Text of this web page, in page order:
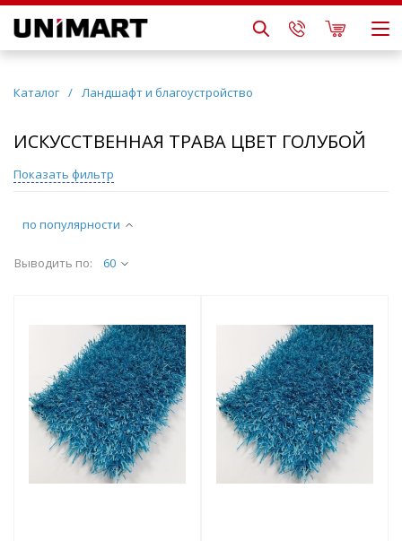
Каталог / Ландшафт и благоустройство
ИСКУССТВЕННАЯ ТРАВА ЦВЕТ ГОЛУБОЙ
по популярности
Выводить по: 60
Показать фильтр